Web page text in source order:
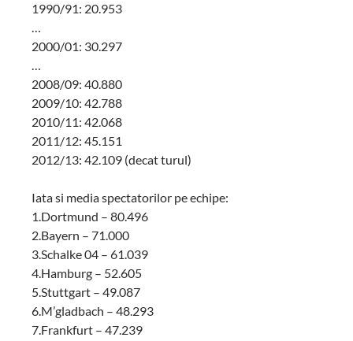
1990/91: 20.953
…
2000/01: 30.297
…
2008/09: 40.880
2009/10: 42.788
2010/11: 42.068
2011/12: 45.151
2012/13: 42.109 (decat turul)
Iata si media spectatorilor pe echipe:
1.Dortmund – 80.496
2.Bayern – 71.000
3.Schalke 04 – 61.039
4.Hamburg – 52.605
5.Stuttgart – 49.087
6.M’gladbach – 48.293
7.Frankfurt – 47.239